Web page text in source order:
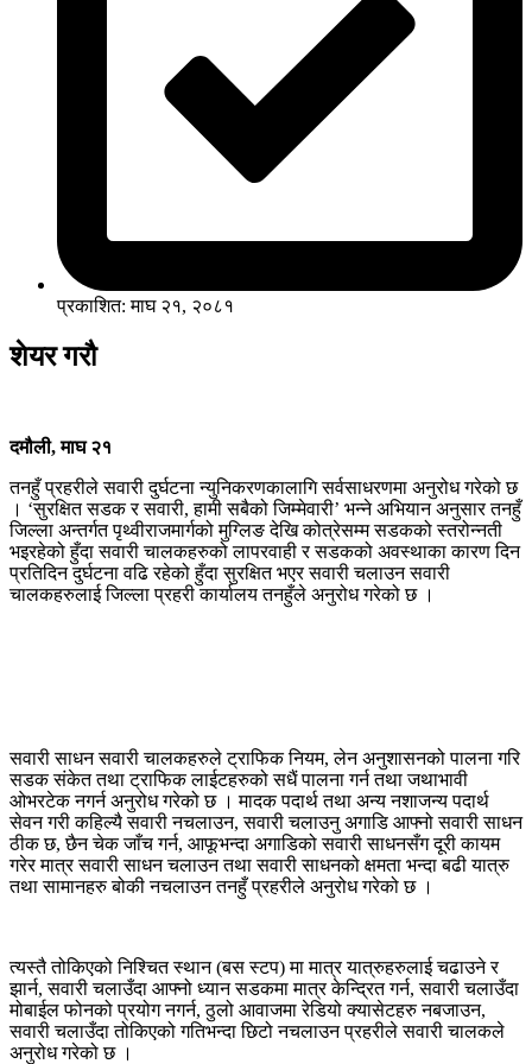
प्रकाशित: माघ २१, २०८१
शेयर गरौ
दमौली, माघ २१
तनहुँ प्रहरीले सवारी दुर्घटना न्युनिकरणकालागि सर्वसाधरणमा अनुरोध गरेको छ
। ‘सुरक्षित सडक र सवारी, हामी सबैको जिम्मेवारी’ भन्ने अभियान अनुसार तनहुँ
जिल्ला अन्तर्गत पृथ्वीराजमार्गको मुग्लिङ देखि कोत्रेसम्म सडकको स्तरोन्नती
भइरहेको हुँदा सवारी चालकहरुको लापरवाही र सडकको अवस्थाका कारण दिन
प्रतिदिन दुर्घटना वढि रहेको हुँदा सुरक्षित भएर सवारी चलाउन सवारी
चालकहरुलाई जिल्ला प्रहरी कार्यालय तनहुँले अनुरोध गरेको छ ।
सवारी साधन सवारी चालकहरुले ट्राफिक नियम, लेन अनुशासनको पालना गरि
सडक संकेत तथा ट्राफिक लाईटहरुको सधैं पालना गर्न तथा जथाभावी
ओभरटेक नगर्न अनुरोध गरेको छ । मादक पदार्थ तथा अन्य नशाजन्य पदार्थ
सेवन गरी कहिल्यै सवारी नचलाउन, सवारी चलाउनु अगाडि आफ्नो सवारी साधन
ठीक छ, छैन चेक जाँच गर्न, आफूभन्दा अगाडिको सवारी साधनसँग दूरी कायम
गरेर मात्र सवारी साधन चलाउन तथा सवारी साधनको क्षमता भन्दा बढी यात्रु
तथा सामानहरु बोकी नचलाउन तनहुँ प्रहरीले अनुरोध गरेको छ ।
त्यस्तै तोकिएको निश्चित स्थान (बस स्टप) मा मात्र यात्रुहरुलाई चढाउने र
झार्न, सवारी चलाउँदा आफ्नो ध्यान सडकमा मात्र केन्द्रित गर्न, सवारी चलाउँदा
मोबाईल फोनको प्रयोग नगर्न, ठुलो आवाजमा रेडियो क्यासेटहरु नबजाउन,
सवारी चलाउँदा तोकिएको गतिभन्दा छिटो नचलाउन प्रहरीले सवारी चालकले
अनुरोध गरेको छ ।